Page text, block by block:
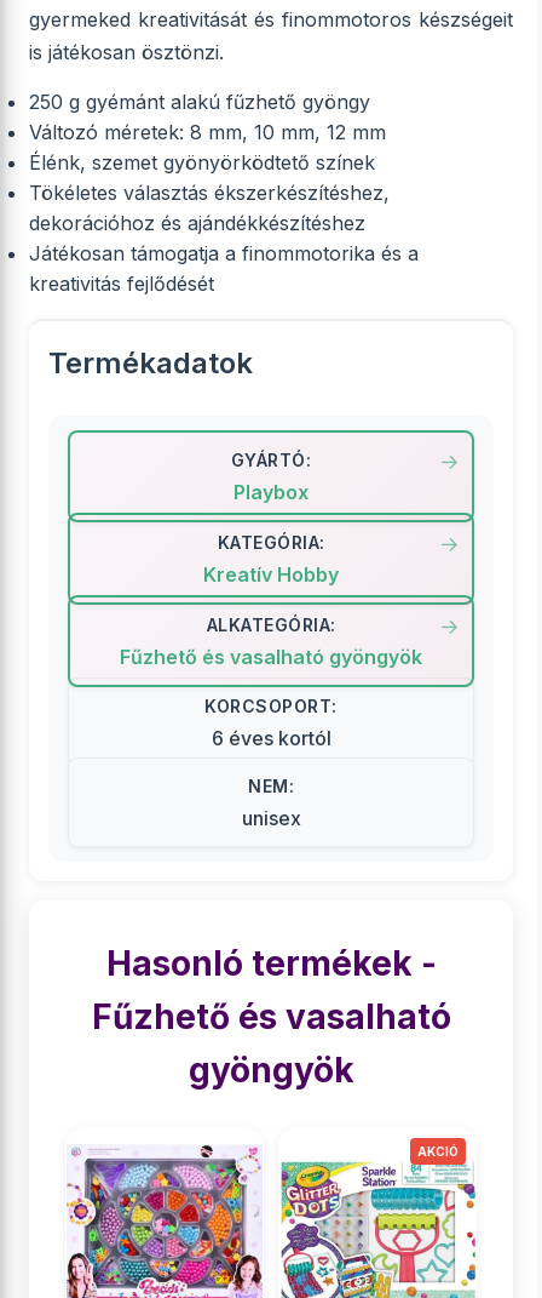
gyermeked kreativitását és finommotoros készségeit
is játékosan ösztönzi.
250 g gyémánt alakú fűzhető gyöngy
Változó méretek: 8 mm, 10 mm, 12 mm
Élénk, szemet gyönyörködtető színek
Tökéletes választás ékszerkészítéshez,
dekorációhoz és ajándékkészítéshez
Játékosan támogatja a finommotorika és a
kreativitás fejlődését
Termékadatok
GYÁRTÓ:
Playbox
KATEGÓRIA:
Kreatív Hobby
ALKATEGÓRIA:
Fűzhető és vasalható gyöngyök
KORCSOPORT:
6 éves kortól
NEM:
unisex
Hasonló termékek -
Fűzhető és vasalható
gyöngyök